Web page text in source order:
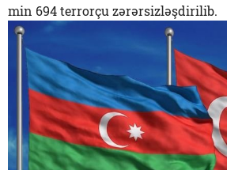
min 694 terrorçu zərərsizləşdirilib.